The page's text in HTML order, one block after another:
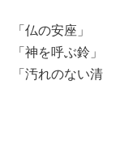
仏の安座」
を呼ぶ鈴」
汚れのない清